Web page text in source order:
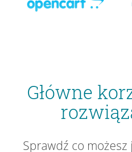
Główne
Sprawdź co możesz